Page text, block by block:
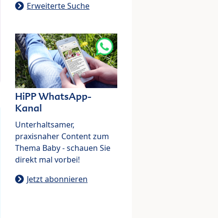
Erweiterte Suche
HiPP WhatsApp-
Kanal
Unterhaltsamer,
praxisnaher Content zum
Thema Baby - schauen Sie
direkt mal vorbei!
Jetzt abonnieren